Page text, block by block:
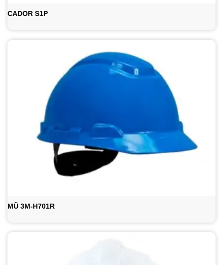
CADOR S1P
MŨ 3M-H701R